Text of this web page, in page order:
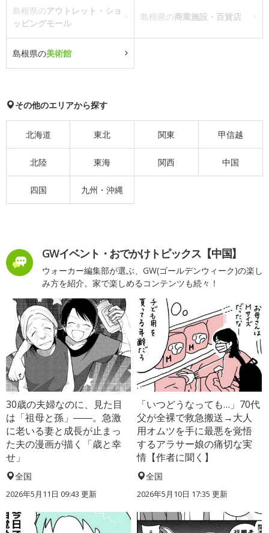
島根県のアウトレット・ショ
ッピングモール
島根県の商業施設・百貨店
島根県の美術館
その他のエリアから探す
北海道 東北 関東 甲信越
北陸 東海 関西 中国
四国 九州・沖縄
GWイベント・おでかけトピックス【中国】
ウォーカー編集部が選ぶ、GW(ゴールデンウィーク)の楽し
み方を紹介。家で楽しめるコンテンツも続々！
30歳の夫婦なのに、見た目
は「祖母と孫」――。急激
に老いる妻と成長が止まっ
た夫の漫画が描く「歳と幸
せ」
全国
2026年5月11日 09:43 更新
「いつどうなっても…」70代
父が全裸で救急搬送→大人
用オムツを手に最悪を覚悟
するアラサー娘の痛切な実
情【作者に聞く】
全国
2026年5月10日 17:35 更新